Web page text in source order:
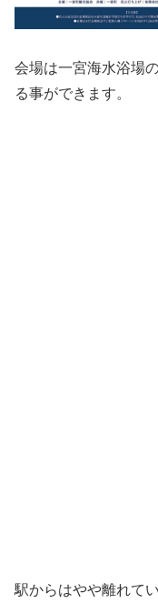
会場は一宮海水浴場
る事ができます。
駅からはやや離れて